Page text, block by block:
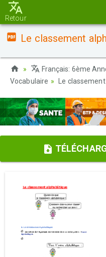
Retour
Le classement
Français: 6ème
Vocabulaire
Le